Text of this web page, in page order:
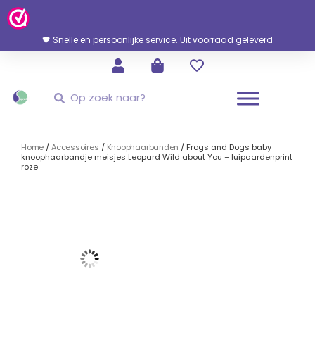
Ga
Naar
Inhoud
🖤 Snelle en persoonlijke service. Uit voorraad geleverd
Home /Accessoires / Knoophaarbanden / Frogs and Dogs baby
knoophaarbandje meisjes Leopard Wild about You – luipaardenprint
roze